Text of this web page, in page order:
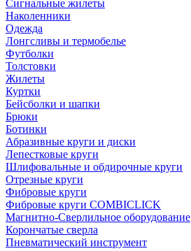
Сигнальные жилеты
Наколенники
Одежда
Лонгсливы и термобелье
Футболки
Толстовки
Жилеты
Куртки
Бейсболки и шапки
Брюки
Ботинки
Абразивные круги и диски
Лепестковые круги
Шлифовальные и обдирочные круги
Отрезные круги
Фибровые круги
Фибровые круги COMBICLICK
Магнитно-Сверлильное оборудование
Корончатые сверла
Пневматический инструмент